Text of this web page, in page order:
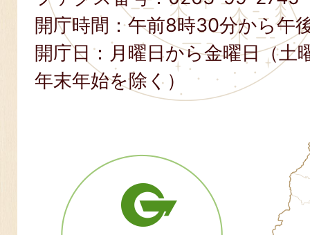
開庁時間：午前8時30分から午
開庁日：月曜日から金曜日（土
年末年始を除く）